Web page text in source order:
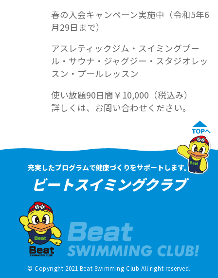
春の入会キャンペーン実施中（令和5年6
月29日まで）
アスレティックジム・スイミングプー
ル・サウナ・ジャグジー・スタジオレッ
スン・プールレッスン
使い放題90日間￥10,000（税込み）
詳しくは、お問い合わせください。
充実したプログラムで健康づくりをサポートします。
ビートスイミングクラブ
© Copyright 2021 Beat Swimming Club All right reserved.